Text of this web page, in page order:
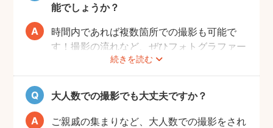
能でしょうか？
続きを読む
時間内であれば複数箇所での撮影も可能で
す！撮影の流れなど、ぜひフォトグラファー
に相談してみてください。
大人数での撮影でも大丈夫ですか？
ご親戚の集まりなど、大人数での撮影をされ